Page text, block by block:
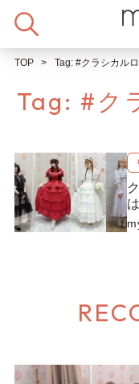
TOP Tag: #クラシカル
Tag: #ク